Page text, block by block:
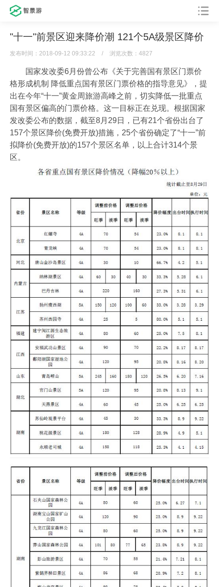
"十一"前景区迎来降价潮 121个5A级景区降价
发布时间：2018-09-12 09:33:22 / 浏览次数：4827
国家发改委6月份曾公布《关于完善国有景区门票价
格形成机制 降低重点国有景区门票价格的指导意见》，提
出在今年“十一”黄金周旅游高峰之前，切实降低一批重点
国有景区偏高的门票价格。这一目标正在兑现。根据国家
发改委公布的数据，截至8月29日，已有21个省份出台了
157个景区降价(免费开放)措施，25个省份确定了“十一”前
拟降价(免费开放)的157个景区名单，以上合计314个景
区。